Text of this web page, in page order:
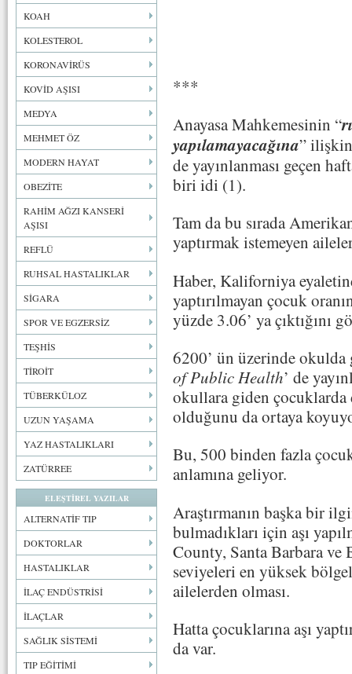
KOAH
KOLESTEROL
KORONAVİRÜS
KOVİD AŞISI
MEDYA
MEHMET ÖZ
MODERN HAYAT
OBEZİTE
RAHİM AĞZI KANSERİ
AŞISI
REFLÜ
RUHSAL HASTALIKLAR
SİGARA
SPOR VE EGZERSİZ
TEŞHİS
TİROİT
TÜBERKÜLOZ
UZUN YAŞAMA
YAZ HASTALIKLARI
ZATÜRREE
ELEŞTİREL YAZILAR
ALTERNATİF TIP
DOKTORLAR
HASTALIKLAR
İLAÇ ENDÜSTRİSİ
İLAÇLAR
SAĞLIK SİSTEMİ
TIP EĞİTİMİ
***
Anayasa Mahkemesinin “
yapılamayacağına” ilişkin
de yayınlanması geçen
biri idi (1).
Tam da bu sırada
yaptırmak istemeyen
Haber, Kaliforniya
yaptırılmayan çocuk
yüzde 3.06’ ya çıktığını
6200’ ün üzerinde
of Public Health’ de
okullara giden çocuklarda
olduğunu da ortaya
Bu, 500 binden fazla
anlamına geliyor.
Araştırmanın başka bir
bulmadıkları için aşı
County, Santa Barbara
seviyeleri en yüksek
ailelerden olması.
Hatta çocuklarına aşı
da var.